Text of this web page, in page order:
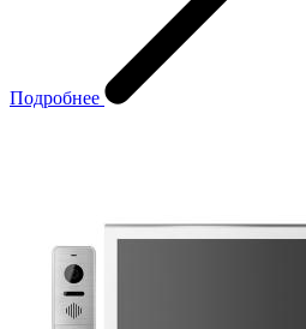
Подробнее